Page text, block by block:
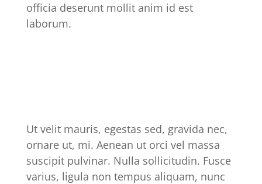
officia deserunt mollit anim id est
laborum.
Ut velit mauris, egestas sed, gravida nec,
ornare ut, mi. Aenean ut orci vel massa
suscipit pulvinar. Nulla sollicitudin. Fusce
varius, ligula non tempus aliquam, nunc